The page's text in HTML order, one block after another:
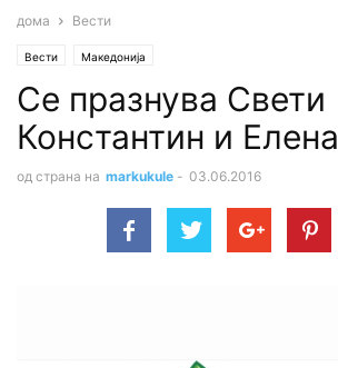
дома Вести
Вести Македонија
Се празнува Свети
Константин и Елена
од страна на markukule - 03.06.2016